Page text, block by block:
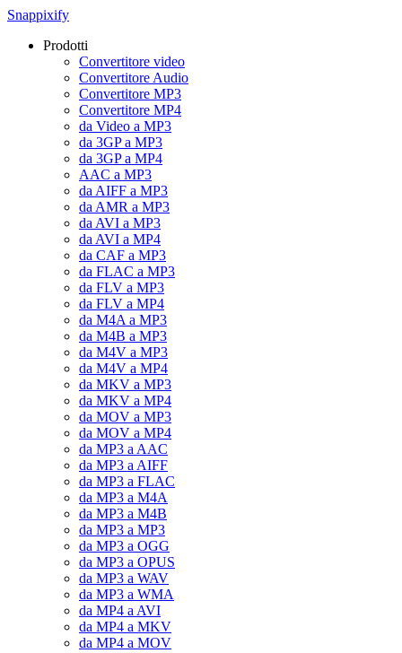
Snappixify
Prodotti
Convertitore video
Convertitore Audio
Convertitore MP3
Convertitore MP4
da Video a MP3
da 3GP a MP3
da 3GP a MP4
AAC a MP3
da AIFF a MP3
da AMR a MP3
da AVI a MP3
da AVI a MP4
da CAF a MP3
da FLAC a MP3
da FLV a MP3
da FLV a MP4
da M4A a MP3
da M4B a MP3
da M4V a MP3
da M4V a MP4
da MKV a MP3
da MKV a MP4
da MOV a MP3
da MOV a MP4
da MP3 a AAC
da MP3 a AIFF
da MP3 a FLAC
da MP3 a M4A
da MP3 a M4B
da MP3 a MP3
da MP3 a OGG
da MP3 a OPUS
da MP3 a WAV
da MP3 a WMA
da MP4 a AVI
da MP4 a MKV
da MP4 a MOV